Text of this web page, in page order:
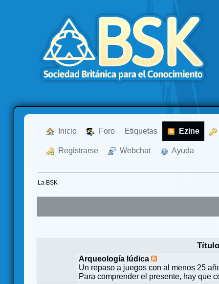
Inicio Foro Etiquetas Ezine
Registrarse Webchat Ayuda
La BSK
Título
Arqueología lúdica
Un repaso a juegos con al menos 25
Para comprender el presente, hay que